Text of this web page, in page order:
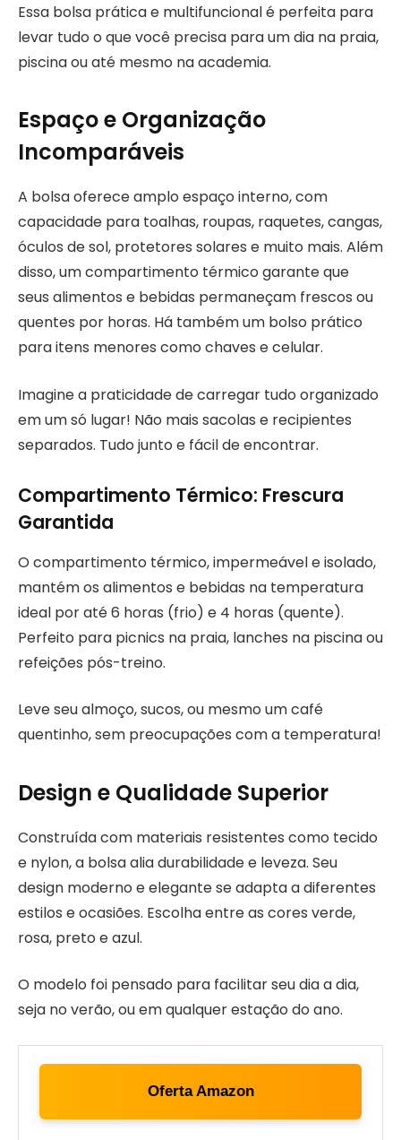
Essa bolsa prática e multifuncional é perfeita para
levar tudo o que você precisa para um dia na praia,
piscina ou até mesmo na academia.
Espaço e Organização
Incomparáveis
A bolsa oferece amplo espaço interno, com
capacidade para toalhas, roupas, raquetes, cangas,
óculos de sol, protetores solares e muito mais. Além
disso, um compartimento térmico garante que
seus alimentos e bebidas permaneçam frescos ou
quentes por horas. Há também um bolso prático
para itens menores como chaves e celular.
Imagine a praticidade de carregar tudo organizado
em um só lugar! Não mais sacolas e recipientes
separados. Tudo junto e fácil de encontrar.
Compartimento Térmico: Frescura
Garantida
O compartimento térmico, impermeável e isolado,
mantém os alimentos e bebidas na temperatura
ideal por até 6 horas (frio) e 4 horas (quente).
Perfeito para picnics na praia, lanches na piscina ou
refeições pós-treino.
Leve seu almoço, sucos, ou mesmo um café
quentinho, sem preocupações com a temperatura!
Design e Qualidade Superior
Construída com materiais resistentes como tecido
e nylon, a bolsa alia durabilidade e leveza. Seu
design moderno e elegante se adapta a diferentes
estilos e ocasiões. Escolha entre as cores verde,
rosa, preto e azul.
O modelo foi pensado para facilitar seu dia a dia,
seja no verão, ou em qualquer estação do ano.
Oferta Amazon